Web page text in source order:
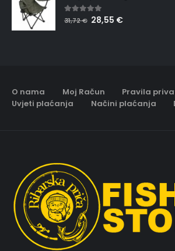
5.00 out of 5
31,72€ 28,55 €
O nama Moj Račun
Pravila
Uvjeti plaćanja
Načini plaćanja